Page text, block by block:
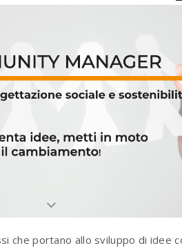
che portano allo sviluppo di idee